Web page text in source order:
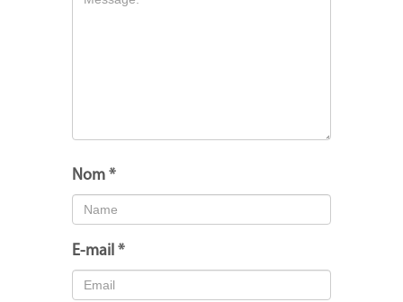
Nom *
E-mail *